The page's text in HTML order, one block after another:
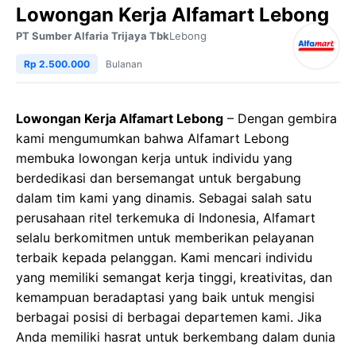
Lowongan Kerja Alfamart Lebong
PT Sumber Alfaria Trijaya TbkLebong
Rp 2.500.000 Bulanan
Lowongan Kerja Alfamart Lebong – Dengan gembira
kami mengumumkan bahwa Alfamart Lebong
membuka lowongan kerja untuk individu yang
berdedikasi dan bersemangat untuk bergabung
dalam tim kami yang dinamis. Sebagai salah satu
perusahaan ritel terkemuka di Indonesia, Alfamart
selalu berkomitmen untuk memberikan pelayanan
terbaik kepada pelanggan. Kami mencari individu
yang memiliki semangat kerja tinggi, kreativitas, dan
kemampuan beradaptasi yang baik untuk mengisi
berbagai posisi di berbagai departemen kami. Jika
Anda memiliki hasrat untuk berkembang dalam dunia